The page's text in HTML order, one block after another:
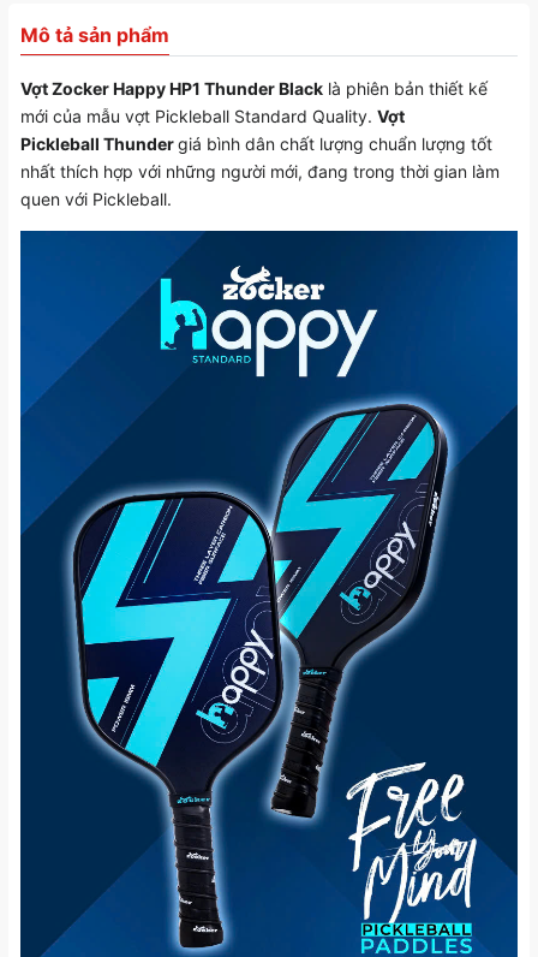
Mô tả sản phẩm
Vợt Zocker Happy HP1 Thunder Black là phiên bản thiết kế
mới của mẫu vợt Pickleball Standard Quality. Vợt
Pickleball Thundergiá bình dân chất lượng chuẩn lượng tốt
nhất thích hợp với những người mới, đang trong thời gian làm
quen với Pickleball.